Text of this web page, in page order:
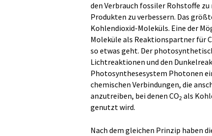
den Verbrauch fossiler Rohstoffe
Produkten zu verbessern. Das
Kohlendioxid-Moleküls. Eine der
Moleküle als Reaktionspartner für
so etwas geht. Der
Lichtreaktionen und den
Photosynthesesystem Photonen
chemischen Verbindungen, die
anzutreiben, bei denen CO2 als
genutzt wird.
Nach dem gleichen Prinzip haben